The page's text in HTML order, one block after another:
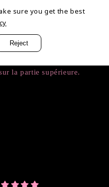
de rangement la rend
la partie supérieure.
sure you get the best
Reject